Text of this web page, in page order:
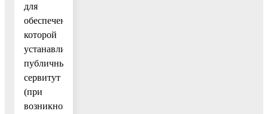
для
обеспечения
которой
устанавливается
публичный
сервитут
(при
возникновении